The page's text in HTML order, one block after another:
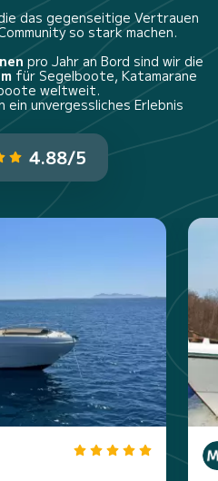
das gegenseitige Vertrauen
so stark machen.
pro Jahr an Bord sind wir die
für Segelboote, Katamarane
weltweit.
ein unvergessliches Erlebnis
4.88/5